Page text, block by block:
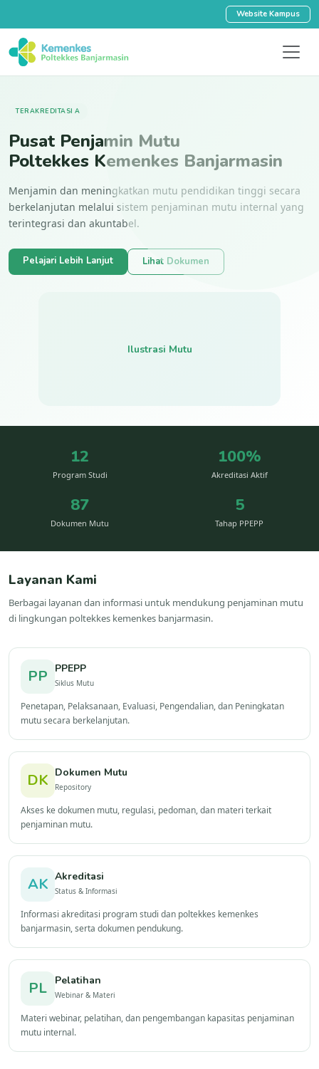
Website Kampus
TERAKREDITASI A
Pusat Penjamin Mutu
Poltekkes Kemenkes Banjarmasin
Menjamin dan meningkatkan mutu pendidikan tinggi secara
berkelanjutan melalui sistem penjaminan mutu internal yang
terintegrasi dan akuntabel.
Pelajari Lebih Lanjut Lihat Dokumen
Ilustrasi Mutu
12
Program Studi
100%
Akreditasi Aktif
87
Dokumen Mutu
5
Tahap PPEPP
Layanan Kami
Berbagai layanan dan informasi untuk mendukung penjaminan mutu
di lingkungan poltekkes kemenkes banjarmasin.
PP PPEPP
Siklus Mutu
Penetapan, Pelaksanaan, Evaluasi, Pengendalian, dan Peningkatan
mutu secara berkelanjutan.
DK Dokumen Mutu
Repository
Akses ke dokumen mutu, regulasi, pedoman, dan materi terkait
penjaminan mutu.
AK Akreditasi
Status & Informasi
Informasi akreditasi program studi dan poltekkes kemenkes
banjarmasin, serta dokumen pendukung.
PL Pelatihan
Webinar & Materi
Materi webinar, pelatihan, dan pengembangan kapasitas penjaminan
mutu internal.